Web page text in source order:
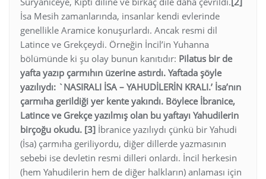
İsa Mesih zamanlarında, insanlar kendi evlerinde
genellikle Aramice konuşurlardı. Ancak resmi dil
Latince ve Grekçeydi. Örneğin İncil’in Yuhanna
bölümünde ki şu olay bunun kanıtıdır: Pilatus bir de
yafta yazıp çarmıhın üzerine astırdı. Yaftada şöyle
yazılıydı: `NASIRALI İSA – YAHUDİLERİN KRALI.’ İsa’nın
çarmıha gerildiği yer kente yakındı. Böylece İbranice,
Latince ve Grekçe yazılmış olan bu yaftayı Yahudilerin
birçoğu okudu. [3] İbranice yazılıydı çünkü bir Yahudi
(İsa) çarmıha geriliyordu, diğer dillerde yazmasının
sebebi ise devletin resmi dilleri onlardı. İncil herkesin
(hem Yahudilerin hem de diğer halkların) anlaması için